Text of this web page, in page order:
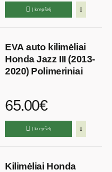
Į krepšelį
EVA auto kilimėliai
Honda Jazz III (2013-
2020) Polimeriniai
65.00€
Į krepšelį
Kilimėliai Honda